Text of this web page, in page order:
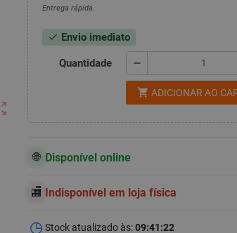
Entrega rápida.
check Envio imediato
Quantidade remove
shopping_cart ADICIONAR AO
Disponível online
Indisponível em loja física
Stock atualizado às:09:41:22